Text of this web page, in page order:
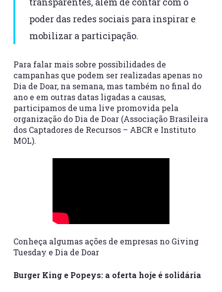
poder das redes sociais para inspirar e
mobilizar a participação.
Para falar mais sobre possibilidades de
campanhas que podem ser realizadas apenas no
Dia de Doar, na semana, mas também no final do
ano e em outras datas ligadas a causas,
participamos de uma live promovida pela
organização do Dia de Doar (Associação Brasileira
dos Captadores de Recursos – ABCR e Instituto
MOL).
Conheça algumas ações de empresas no Giving
Tuesday e Dia de Doar
Burger King e Popeys: a oferta hoje é solidária